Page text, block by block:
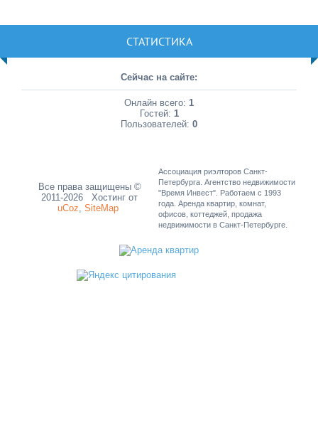
СТАТИСТИКА
Сейчас на сайте:
Онлайн всего: 1
Гостей: 1
Пользователей: 0
Все права защищены ©
2011-2026 Хостинг от
uCoz SiteMap
Ассоциация риэлторов Санкт-
Петербурга. Агентство недвижимости
"Время Инвест". Работаем с 1993
года. Аренда квартир, комнат,
офисов, коттеджей, продажа
недвижимости в Санкт-Петербурге.